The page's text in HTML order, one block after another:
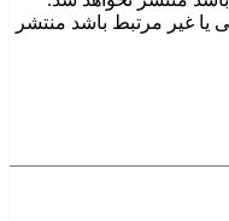
یا غیر مرتبط باشد منتشر